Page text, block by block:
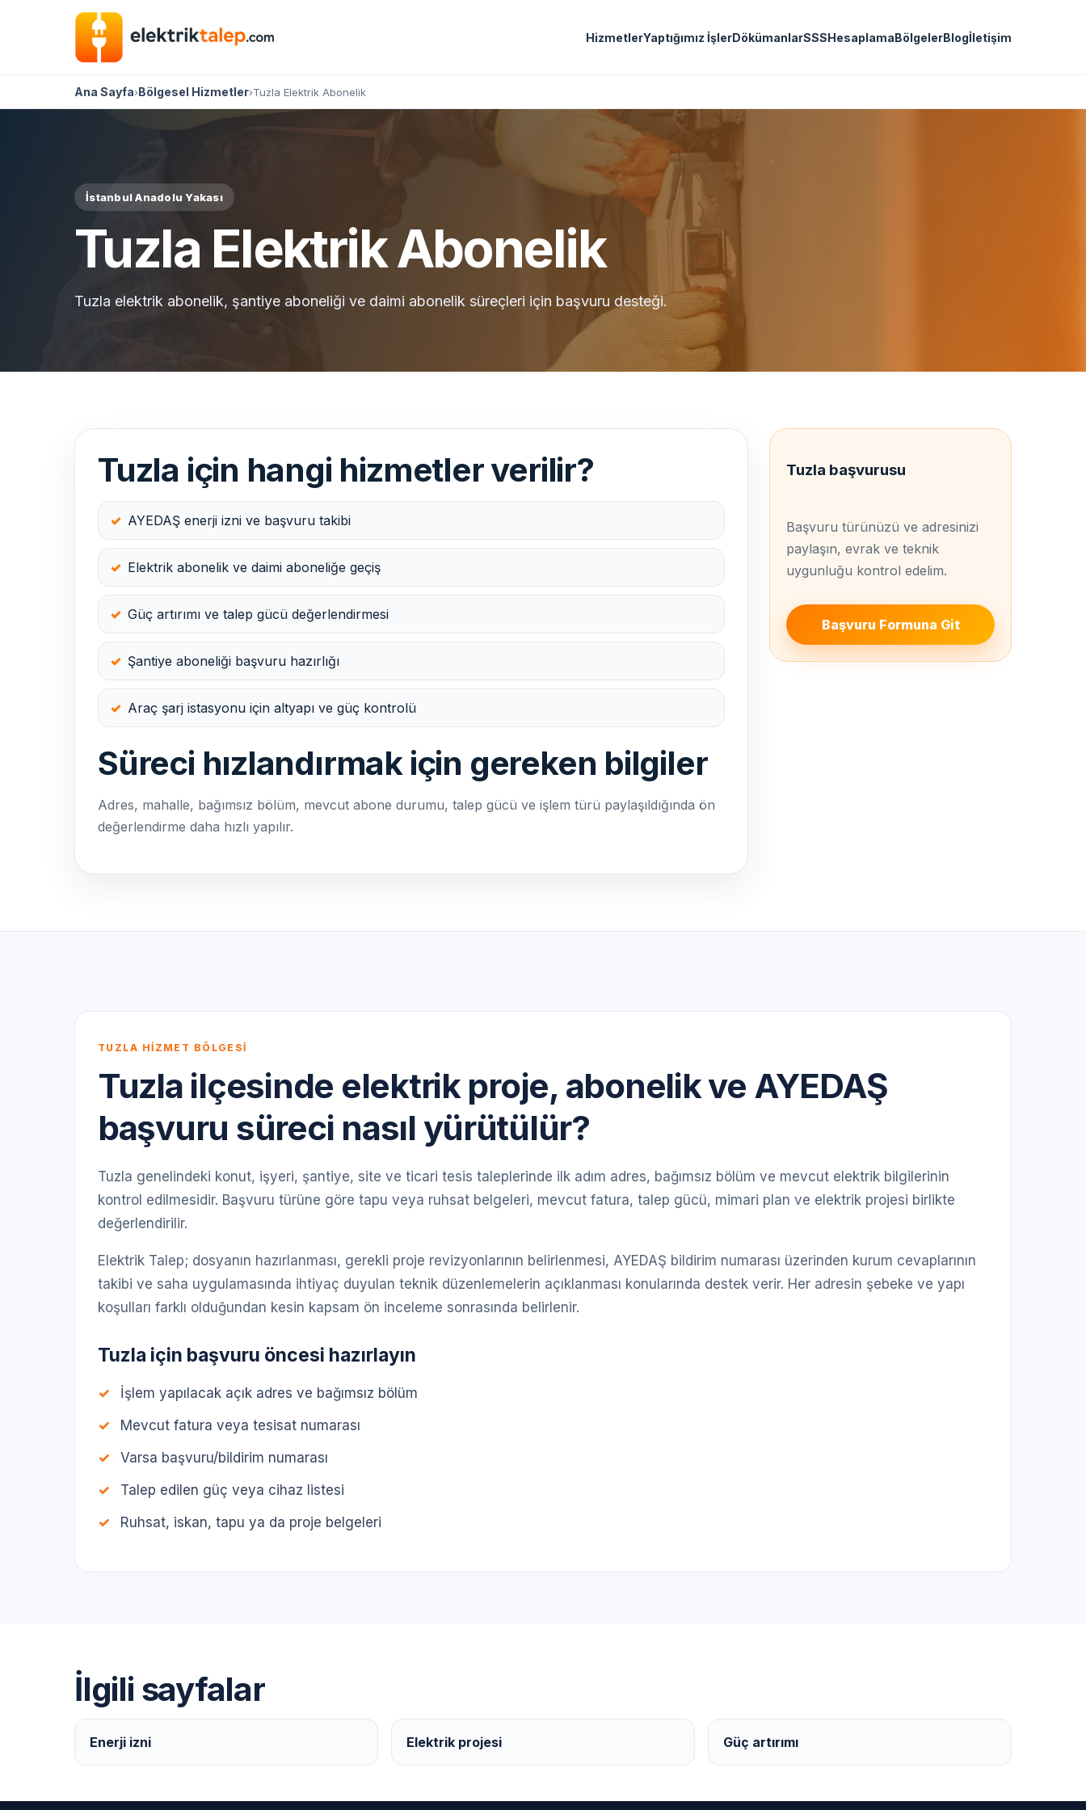
HizmetlerYaptığımız İşlerDökümanlarSSSHesaplamaBölgelerBlogİletişim
Ana Sayfa›Bölgesel Hizmetler›Tuzla Elektrik Abonelik
İstanbul Anadolu Yakası
Tuzla Elektrik Abonelik
Tuzla elektrik abonelik, şantiye aboneliği ve daimi abonelik süreçleri için başvuru desteği.
Tuzla için hangi hizmetler verilir?
AYEDAŞ enerji izni ve başvuru takibi
Elektrik abonelik ve daimi aboneliğe geçiş
Güç artırımı ve talep gücü değerlendirmesi
Şantiye aboneliği başvuru hazırlığı
Araç şarj istasyonu için altyapı ve güç kontrolü
Süreci hızlandırmak için gereken bilgiler
Adres, mahalle, bağımsız bölüm, mevcut abone durumu, talep gücü ve işlem türü paylaşıldığında ön
değerlendirme daha hızlı yapılır.
Tuzla başvurusu
Başvuru türünüzü ve adresinizi
paylaşın, evrak ve teknik
uygunluğu kontrol edelim.
Başvuru Formuna Git
TUZLA HİZMET BÖLGESİ
Tuzla ilçesinde elektrik proje, abonelik ve AYEDAŞ
başvuru süreci nasıl yürütülür?
Tuzla genelindeki konut, işyeri, şantiye, site ve ticari tesis taleplerinde ilk adım adres, bağımsız bölüm ve mevcut elektrik bilgilerinin
kontrol edilmesidir. Başvuru türüne göre tapu veya ruhsat belgeleri, mevcut fatura, talep gücü, mimari plan ve elektrik projesi birlikte
değerlendirilir.
Elektrik Talep; dosyanın hazırlanması, gerekli proje revizyonlarının belirlenmesi, AYEDAŞ bildirim numarası üzerinden kurum cevaplarının
takibi ve saha uygulamasında ihtiyaç duyulan teknik düzenlemelerin açıklanması konularında destek verir. Her adresin şebeke ve yapı
koşulları farklı olduğundan kesin kapsam ön inceleme sonrasında belirlenir.
Tuzla için başvuru öncesi hazırlayın
İşlem yapılacak açık adres ve bağımsız bölüm
Mevcut fatura veya tesisat numarası
Varsa başvuru/bildirim numarası
Talep edilen güç veya cihaz listesi
Ruhsat, iskan, tapu ya da proje belgeleri
İlgili sayfalar
Enerji izni Elektrik projesi Güç artırımı